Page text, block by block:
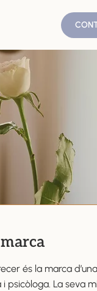
és la marca
psicòloga. La seva